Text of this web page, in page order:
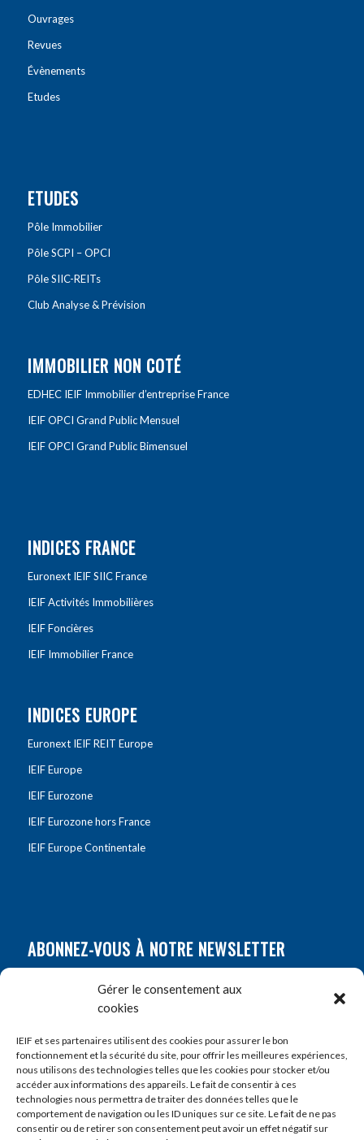
Gérer le consentement aux
cookies
IEIF et ses partenaires utilisent des cookies pour assurer le bon
fonctionnement et la sécurité du site, pour offrir les meilleures expériences,
nous utilisons des technologies telles que les cookies pour stocker et/ou
accéder aux informations des appareils. Le fait de consentir à ces
technologies nous permettra de traiter des données telles que le
comportement de navigation ou les ID uniques sur ce site. Le fait de ne pas
consentir ou de retirer son consentement peut avoir un effet négatif sur
Ouvrages
Revues
Évènements
Etudes
ETUDES
Pôle Immobilier
Pôle SCPI – OPCI
Pôle SIIC-REITs
Club Analyse & Prévision
IMMOBILIER NON COTÉ
EDHEC IEIF Immobilier d’entreprise France
IEIF OPCI Grand Public Mensuel
IEIF OPCI Grand Public Bimensuel
INDICES FRANCE
Euronext IEIF SIIC France
IEIF Activités Immobilières
IEIF Foncières
IEIF Immobilier France
INDICES EUROPE
Euronext IEIF REIT Europe
IEIF Europe
IEIF Eurozone
IEIF Eurozone hors France
IEIF Europe Continentale
ABONNEZ-VOUS À NOTRE NEWSLETTER
Prénom*
E-mail*